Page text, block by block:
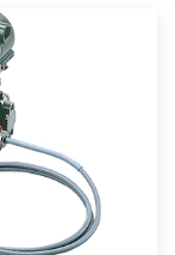
力計または
導入されて
ラリによっ
た状態で納